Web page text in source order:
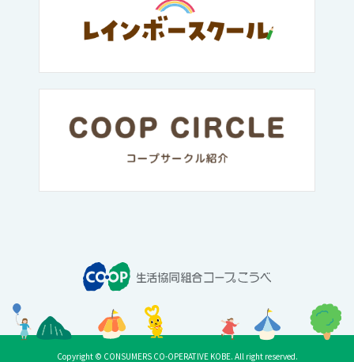
Copyright © CONSUMERS CO-OPERATIVE KOBE. All right reserved.